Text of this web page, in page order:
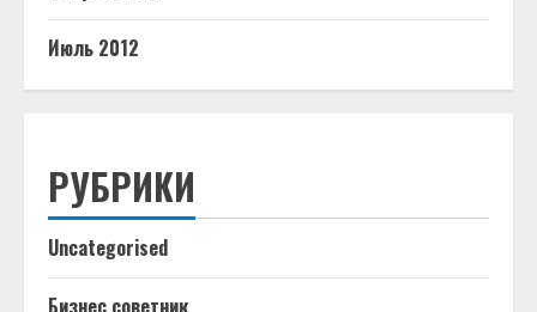
Июль 2012
РУБРИКИ
Uncategorised
Бизнес советник